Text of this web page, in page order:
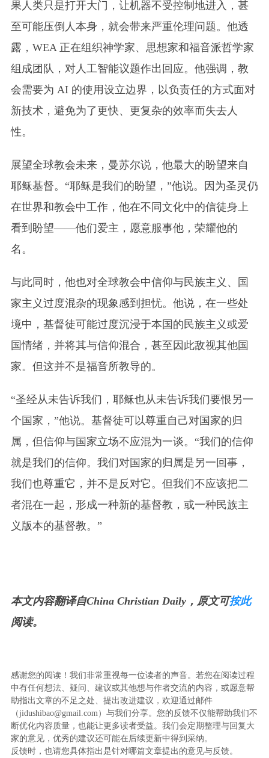
果人类只是打开大门，让机器不受控制地进入，甚
至可能压倒人本身，就会带来严重伦理问题。他透
露，WEA 正在组织神学家、思想家和福音派哲学家
组成团队，对人工智能议题作出回应。他强调，教
会需要为 AI 的使用设立边界，以负责任的方式面对
新技术，避免为了更快、更复杂的效率而失去人
性。
展望全球教会未来，曼苏尔说，他最大的盼望来自
耶稣基督。“耶稣是我们的盼望，”他说。因为圣灵仍
在世界和教会中工作，他在不同文化中的信徒身上
看到盼望——他们爱主，愿意服事他，荣耀他的
名。
与此同时，他也对全球教会中信仰与民族主义、国
家主义过度混杂的现象感到担忧。他说，在一些处
境中，基督徒可能过度沉浸于本国的民族主义或爱
国情绪，并将其与信仰混合，甚至因此敌视其他国
家。但这并不是福音所教导的。
“圣经从未告诉我们，耶稣也从未告诉我们要恨另一
个国家，”他说。基督徒可以尊重自己对国家的归
属，但信仰与国家立场不应混为一谈。“我们的信仰
就是我们的信仰。我们对国家的归属是另一回事，
我们也尊重它，并不是反对它。但我们不应该把二
者混在一起，形成一种新的基督教，或一种民族主
义版本的基督教。”
本文内容翻译自China Christian Daily，原文可按此
阅读。
感谢您的阅读！我们非常重视每一位读者的声音。若您在阅读过程
中有任何想法、疑问、建议或其他想与作者交流的内容，或愿意帮
助指出文章的不足之处、提出改进建议，欢迎通过邮件
（jidushibao@gmail.com）与我们分享。您的反馈不仅能帮助我们不
断优化内容质量，也能让更多读者受益。我们会定期整理与回复大
家的意见，优秀的建议还可能在后续更新中得到采纳。
反馈时，也请您具体指出是针对哪篇文章提出的意见与反馈。